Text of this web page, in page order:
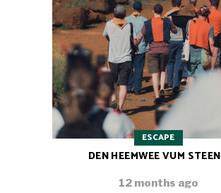
ESCAPE
DEN HEEMWEE VUM STEEN
12 months ago